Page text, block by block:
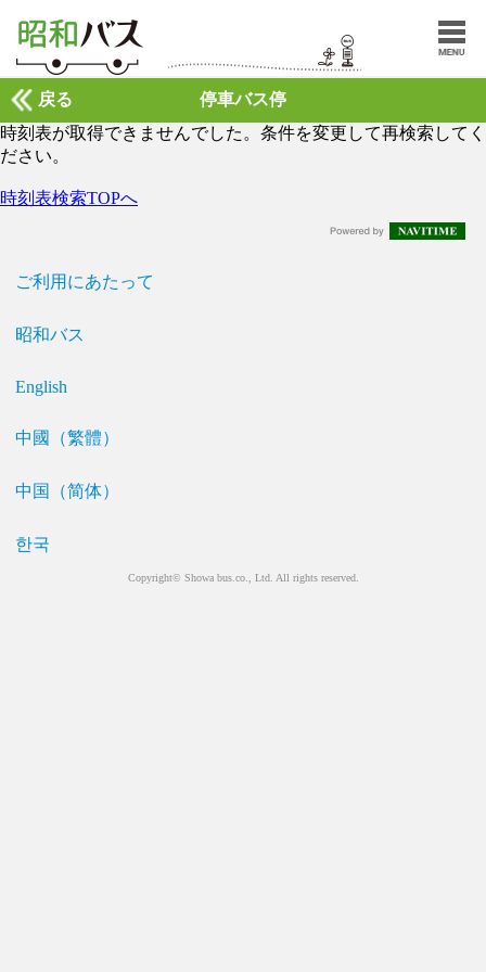
停車バス停
戻る
時刻表が取得できませんでした。条件を変更して再検索してく
ださい。
時刻表検索TOPへ
ご利用にあたって
昭和バス
English
中國（繁體）
中国（简体）
한국
Copyright© Showa bus.co., Ltd. All rights reserved.